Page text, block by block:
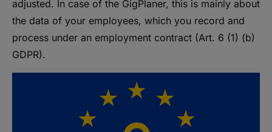
adjusted. In case of the GigPlaner, this is mainly about
the data of your employees, which you record and
process under an employment contract (Art. 6 (1) (b)
GDPR).